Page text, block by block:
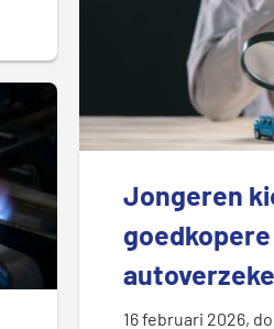
Jongeren
goedkopere
16 februari 2026,